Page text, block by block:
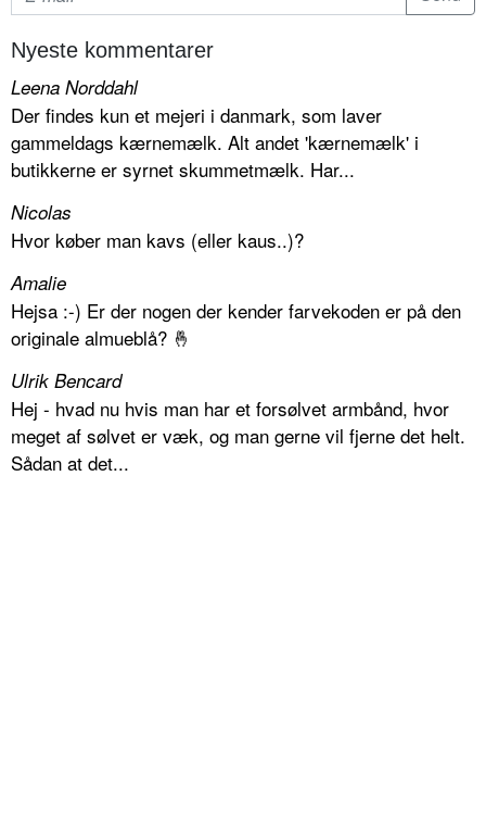
Nyeste kommentarer
Leena Norddahl
Der findes kun et mejeri i danmark, som laver
gammeldags kærnemælk. Alt andet 'kærnemælk' i
butikkerne er syrnet skummetmælk. Har...
Nicolas
Hvor køber man kavs (eller kaus..)?
Amalie
Hejsa :-) Er der nogen der kender farvekoden er på den
originale almueblå? 🤞
Ulrik Bencard
Hej - hvad nu hvis man har et forsølvet armbånd, hvor
meget af sølvet er væk, og man gerne vil fjerne det helt.
Sådan at det...